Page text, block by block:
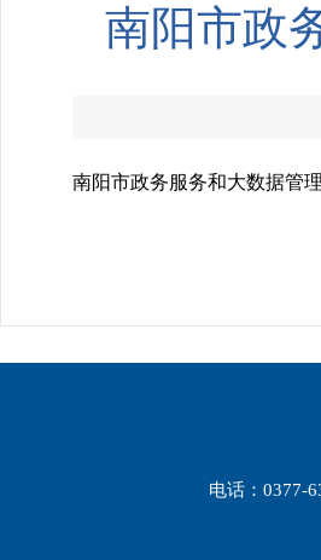
南阳市政
南阳市政务服务和大数据管
电话：0377-